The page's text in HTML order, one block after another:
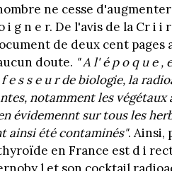
ne cesse
i g n e r. De l'avis de la Cr i i
de deux cent pages
doute. " A l' é p o q u e
e s s e u r de biologie, la
notamment les végétaux
évidemennt sur tous les
ainsi été contaminés". Ainsi,
en France est d i
l et son cocktail